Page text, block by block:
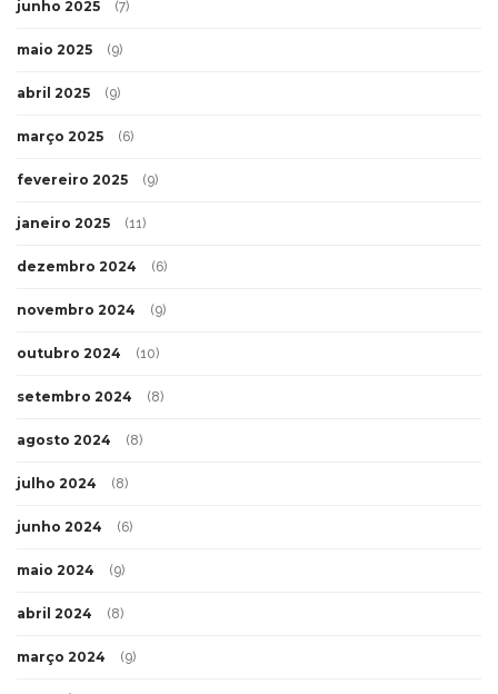
junho 2025 (7)
maio 2025 (9)
abril 2025 (9)
março 2025 (6)
fevereiro 2025 (9)
janeiro 2025 (11)
dezembro 2024 (6)
novembro 2024 (9)
outubro 2024 (10)
setembro 2024 (8)
agosto 2024 (8)
julho 2024 (8)
junho 2024 (6)
maio 2024 (9)
abril 2024 (8)
março 2024 (9)